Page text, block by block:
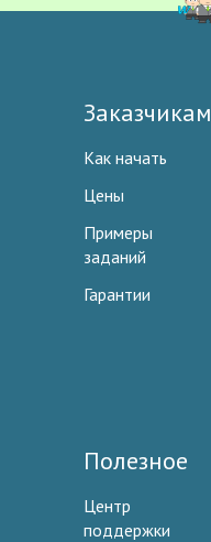
Заказчикам
Как начать
Цены
Примеры
заданий
Гарантии
Полезное
Центр
поддержки